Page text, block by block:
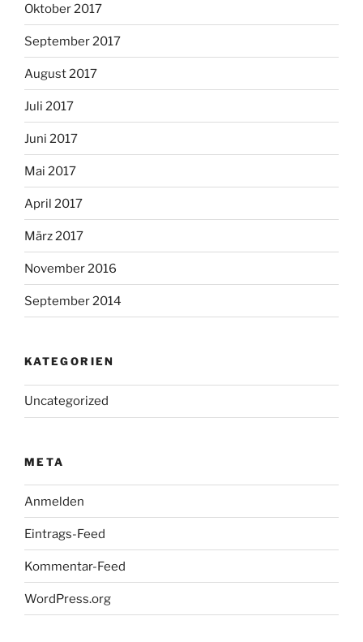
Oktober 2017
September 2017
August 2017
Juli 2017
Juni 2017
Mai 2017
April 2017
März 2017
November 2016
September 2014
KATEGORIEN
Uncategorized
META
Anmelden
Eintrags-Feed
Kommentar-Feed
WordPress.org